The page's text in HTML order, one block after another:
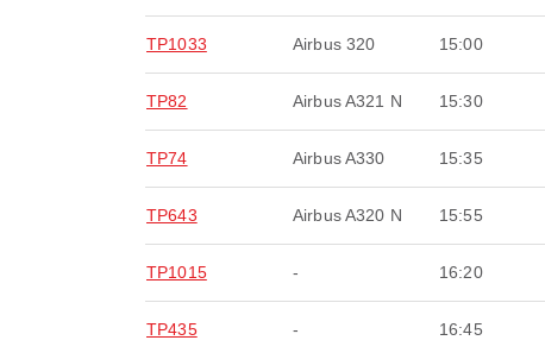
TP1033 Airbus 320 15:00
TP82 Airbus A321 N 15:30
TP74 Airbus A330 15:35
TP643 Airbus A320 N 15:55
TP1015 - 16:20
TP435 - 16:45